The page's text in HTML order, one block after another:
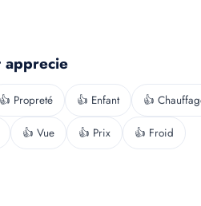
apprecie
👍 Propreté 👍 Enfant 👍
👍 Vue 👍 Prix 👍 Froid